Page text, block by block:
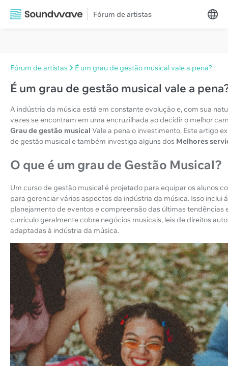
Fórum de artistas
Fórum de artistas É um grau de gestão musical vale a pena?
É um grau de gestão musical vale a
A indústria da música está em constante evolução e, com sua
vezes se encontram em uma encruzilhada ao decidir o melhor
Grau de gestão musical Vale a pena o investimento. Este artigo
de gestão musical e também investiga alguns dos Melhores
O que é um grau de Gestão Musical?
Um curso de gestão musical é projetado para equipar os alunos
para gerenciar vários aspectos da indústria da música. Isso
planejamento de eventos e compreensão das últimas
currículo geralmente cobre negócios musicais, leis de direitos
adaptadas à indústria da música.